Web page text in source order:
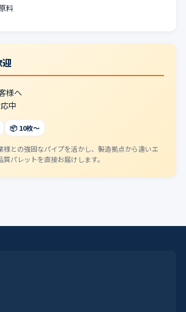
料
迎
様へ
中
📦 10枚〜
様との強固なパイプを活かし、製造拠点から遠いエ
パレットを直接お届けします。